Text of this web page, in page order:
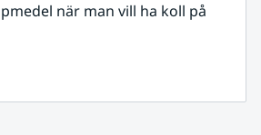
när man vill ha koll på